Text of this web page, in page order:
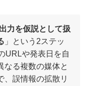
力を仮説として扱
」という2ステッ
URLや発表日を自
なる複数の媒体と
、誤情報の拡散リ